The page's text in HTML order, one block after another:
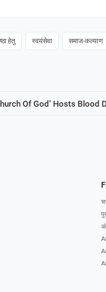
हेतु​ ​स्वयंसेवा ​समाज-कल्याण​
Of God’ Hosts Blood